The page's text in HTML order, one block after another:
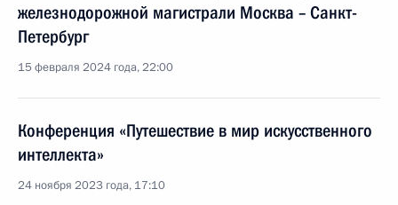
железнодорожной магистрали Москва – Санкт-
Петербург
15 февраля 2024 года, 22:00
Конференция «Путешествие в мир искусственного
интеллекта»
24 ноября 2023 года, 17:10